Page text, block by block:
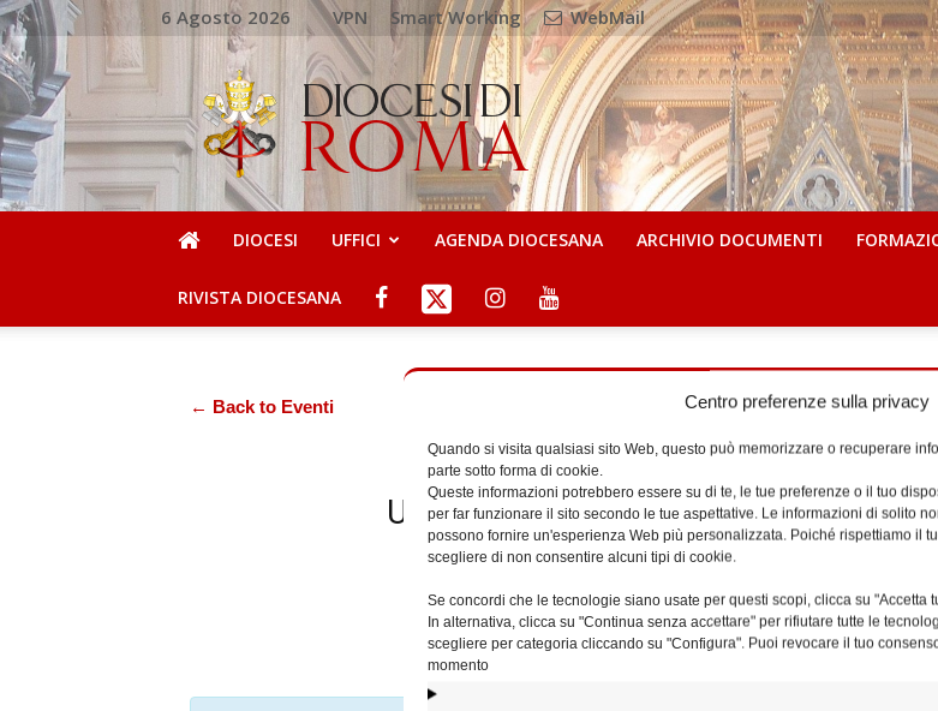
Centro preferenze sulla privacy
Quando si visita qualsiasi sito Web, questo può memorizzare o recuperare
parte sotto forma di cookie.
Queste informazioni potrebbero essere su di te, le tue preferenze o il tuo
per far funzionare il sito secondo le tue aspettative. Le informazioni di solito
possono fornire un'esperienza Web più personalizzata. Poiché rispettiamo il
scegliere di non consentire alcuni tipi di cookie.
Se concordi che le tecnologie siano usate per questi scopi, clicca su "Accetta
In alternativa, clicca su "Continua senza accettare" per rifiutare tutte le
scegliere per categoria cliccando su "Configura". Puoi revocare il tuo
momento
6 Agosto 2026 VPN Smart Working WebMail
DIOCESI
DI
ROMA
DIOCESI UFFICI AGENDA DIOCESANA ARCHIVIO DOCUMENTI
RIVISTA DIOCESANA
← Back to Eventi
Ufficio Liturgico
Prossimi Eventi